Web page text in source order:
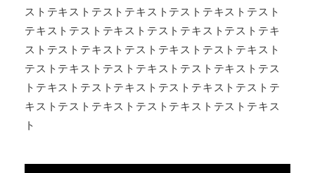
ストテキストテストテキストテストテキストテスト
テキストテストテキストテストテキストテストテキ
ストテストテキストテストテキストテストテキスト
テストテキストテストテキストテストテキストテス
トテキストテストテキストテストテキストテストテ
キストテストテキストテストテキストテストテキス
ト